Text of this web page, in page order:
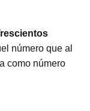
número que al
como número